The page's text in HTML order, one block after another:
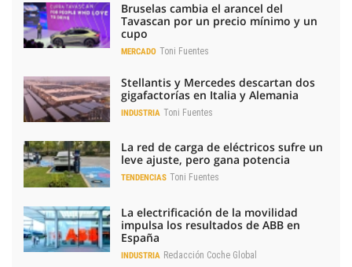
Bruselas cambia el arancel del
Tavascan por un precio mínimo y un
cupo
MERCADO Toni Fuentes
Stellantis y Mercedes descartan dos
gigafactorías en Italia y Alemania
INDUSTRIA Toni Fuentes
La red de carga de eléctricos sufre un
leve ajuste, pero gana potencia
TENDENCIAS Toni Fuentes
La electrificación de la movilidad
impulsa los resultados de ABB en
España
INDUSTRIA Redacción Coche Global